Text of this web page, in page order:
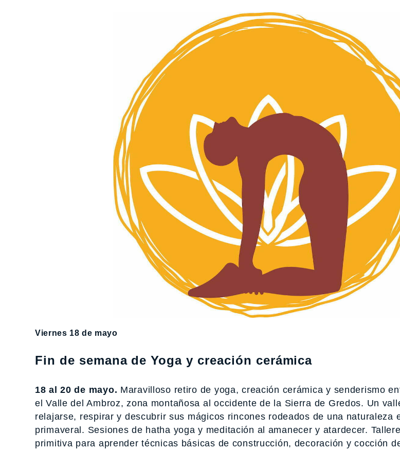
Viernes 18 de mayo
Fin de semana de Yoga y creación cerámica
18 al 20 de mayo. Maravilloso retiro de yoga, creación cerámica y senderismo
el Valle del Ambroz, zona montañosa al occidente de la Sierra de Gredos. Un
relajarse, respirar y descubrir sus mágicos rincones rodeados de una naturaleza
primaveral. Sesiones de hatha yoga y meditación al amanecer y atardecer.
primitiva para aprender técnicas básicas de construcción, decoración y cocción